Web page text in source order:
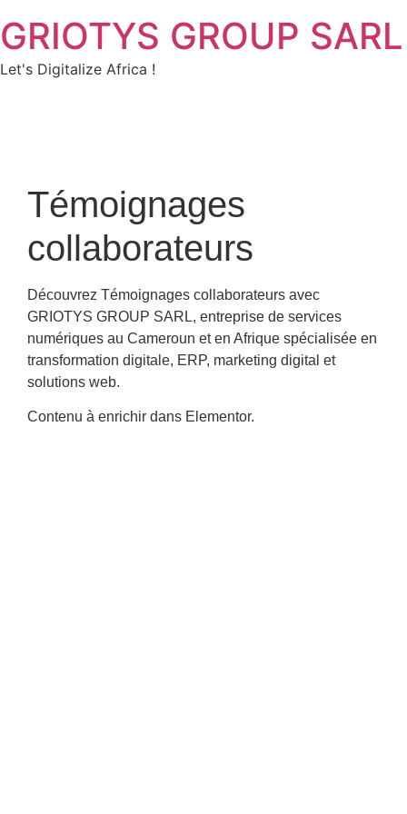
GRIOTYS GROUP SARL
Let's Digitalize Africa !
Témoignages
collaborateurs
Découvrez Témoignages collaborateurs avec
GRIOTYS GROUP SARL, entreprise de services
numériques au Cameroun et en Afrique spécialisée en
transformation digitale, ERP, marketing digital et
solutions web.
Contenu à enrichir dans Elementor.